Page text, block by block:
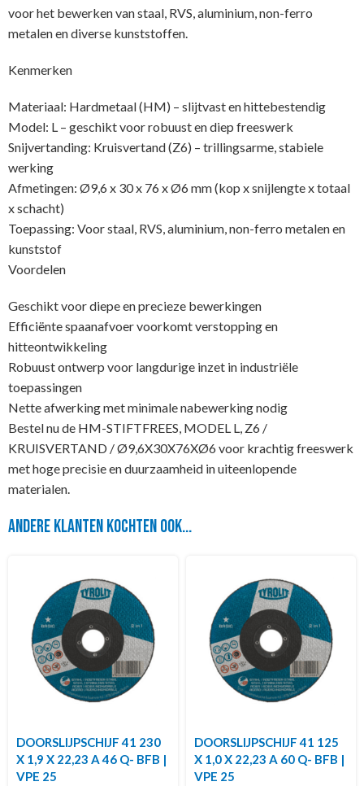
voor het bewerken van staal, RVS, aluminium, non-ferro
metalen en diverse kunststoffen.
Kenmerken
Materiaal: Hardmetaal (HM) – slijtvast en hittebestendig
Model: L – geschikt voor robuust en diep freeswerk
Snijvertanding: Kruisvertand (Z6) – trillingsarme, stabiele
werking
Afmetingen: Ø9,6 x 30 x 76 x Ø6 mm (kop x snijlengte x totaal
x schacht)
Toepassing: Voor staal, RVS, aluminium, non-ferro metalen en
kunststof
Voordelen
Geschikt voor diepe en precieze bewerkingen
Efficiënte spaanafvoer voorkomt verstopping en
hitteontwikkeling
Robuust ontwerp voor langdurige inzet in industriële
toepassingen
Nette afwerking met minimale nabewerking nodig
Bestel nu de HM-STIFTFREES, MODEL L, Z6 /
KRUISVERTAND / Ø9,6X30X76XØ6 voor krachtig freeswerk
met hoge precisie en duurzaamheid in uiteenlopende
materialen.
Andere klanten kochten ook...
DOORSLIJPSCHIJF 41 230
X 1,9 X 22,23 A 46 Q- BFB |
VPE 25
DOORSLIJPSCHIJF 41 125
X 1,0 X 22,23 A 60 Q- BFB |
VPE 25